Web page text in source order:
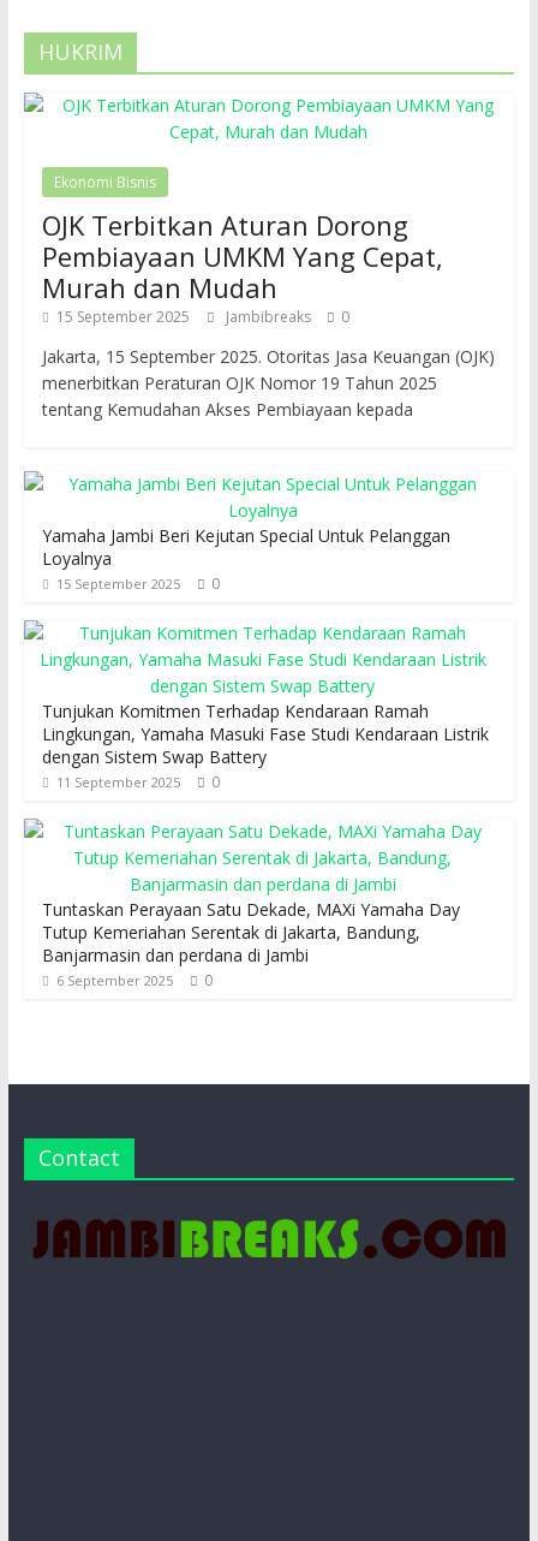
HUKRIM
Ekonomi Bisnis
OJK Terbitkan Aturan Dorong
Pembiayaan UMKM Yang Cepat,
Murah dan Mudah
15 September 2025 Jambibreaks 0
Jakarta, 15 September 2025. Otoritas Jasa Keuangan (OJK)
menerbitkan Peraturan OJK Nomor 19 Tahun 2025
tentang Kemudahan Akses Pembiayaan kepada
Yamaha Jambi Beri Kejutan Special Untuk Pelanggan
Loyalnya
15 September 2025 0
Tunjukan Komitmen Terhadap Kendaraan Ramah
Lingkungan, Yamaha Masuki Fase Studi Kendaraan Listrik
dengan Sistem Swap Battery
11 September 2025 0
Tuntaskan Perayaan Satu Dekade, MAXi Yamaha Day
Tutup Kemeriahan Serentak di Jakarta, Bandung,
Banjarmasin dan perdana di Jambi
6 September 2025 0
Contact